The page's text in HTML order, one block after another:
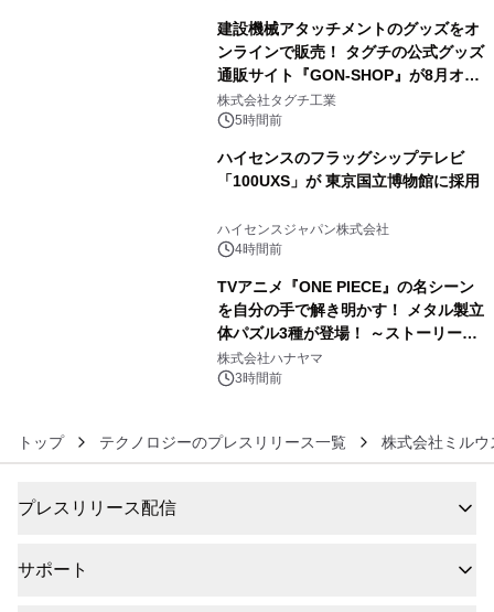
建設機械アタッチメントのグッズをオ
ンラインで販売！ タグチの公式グッズ
通販サイト『GON-SHOP』が8月オー
プン
株式会社タグチ工業
5時間前
ハイセンスのフラッグシップテレビ
「100UXS」が 東京国立博物館に採用
ハイセンスジャパン株式会社
4時間前
TVアニメ『ONE PIECE』の名シーン
を自分の手で解き明かす！ メタル製立
体パズル3種が登場！ ～ストーリーと
ギミックが融合した 大人の体験型パズ
ルが8月7日(金)12時より先行予約受付
株式会社ハナヤマ
3時間前
トップ テクノロジーのプレスリリース一覧 株式会社ミル
プレスリリース配信
サポート